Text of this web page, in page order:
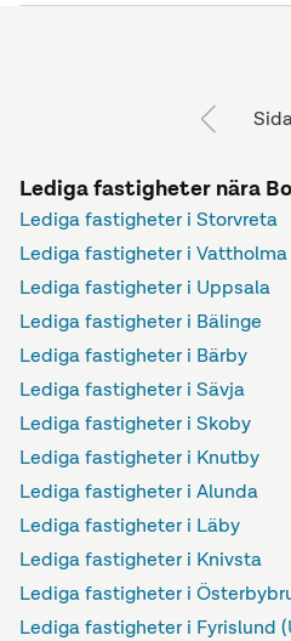
Lediga fastigheter nära
Lediga fastigheter i Storvreta
Lediga fastigheter i Vattholma
Lediga fastigheter i Uppsala
Lediga fastigheter i Bälinge
Lediga fastigheter i Bärby
Lediga fastigheter i Sävja
Lediga fastigheter i Skoby
Lediga fastigheter i Knutby
Lediga fastigheter i Alunda
Lediga fastigheter i Läby
Lediga fastigheter i Knivsta
Lediga fastigheter i
Lediga fastigheter i Fyrislund